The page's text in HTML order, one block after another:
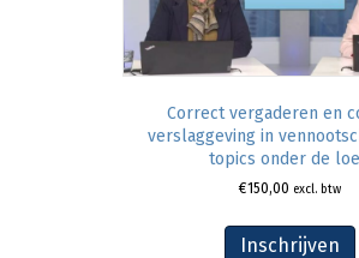
Correct vergaderen en
verslaggeving in
topics onder de
€150,00 excl. btw
Inschrijven